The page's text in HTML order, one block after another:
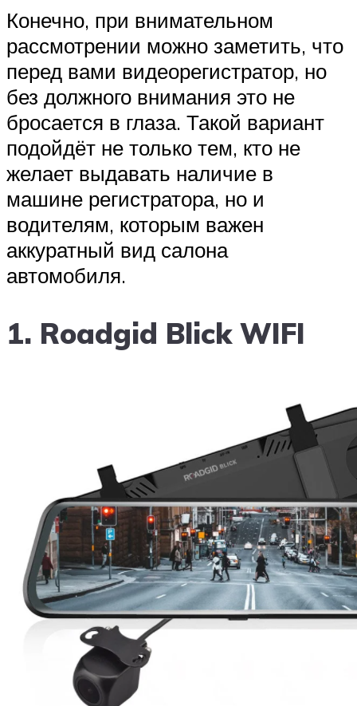
Конечно, при внимательном
рассмотрении можно заметить, что
перед вами видеорегистратор, но
без должного внимания это не
бросается в глаза. Такой вариант
подойдёт не только тем, кто не
желает выдавать наличие в
машине регистратора, но и
водителям, которым важен
аккуратный вид салона
автомобиля.
1. Roadgid Blick WIFI